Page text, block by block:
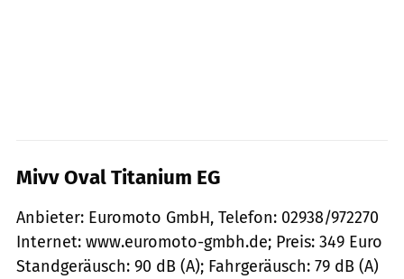
Mivv Oval Titanium EG
Anbieter: Euromoto GmbH, Telefon: 02938/972270
Internet: www.euromoto-gmbh.de; Preis: 349 Euro
Standgeräusch: 90 dB (A); Fahrgeräusch: 79 dB (A)